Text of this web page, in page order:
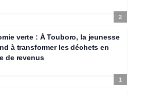
2
verte : À Touboro, la jeunesse
à transformer les déchets en
de revenus
1